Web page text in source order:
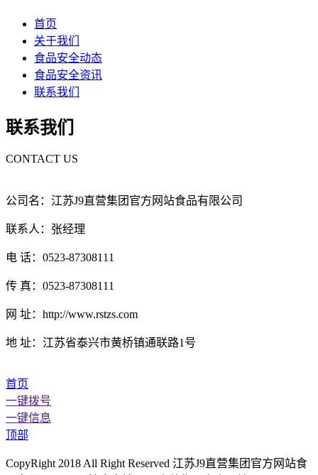
首页
关于我们
食品安全动态
食品安全资讯
联系我们
联系我们
CONTACT US
公司名：江苏J9直营集团官方网站食品有限公司
联系人：张经理
电 话：0523-87308111
传 真：0523-87308111
网 址：http://www.rstzs.com
地 址：江苏省泰兴市黄桥镇通联路1号
首页
一键拨号
一键信息
顶部
CopyRight 2018 All Right Reserved 江苏J9直营集团官方网站食